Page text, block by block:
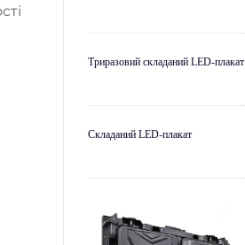
Триразовий складаний LED-плакат
Складаний LED-плакат